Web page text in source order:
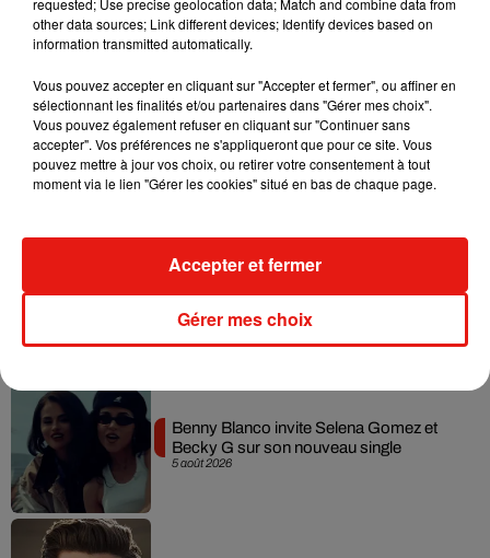
7 août 2026
Sensation » avec Kylie Minogue
7 août 2026
Tayc et Didi B dévoilent le single le plus
dansant de l’année
7 août 2026
collaboration tant attendue
5 août 2026
Benny Blanco invite Selena Gomez et
Becky G sur son nouveau single
requested; Use precise geolocation data; Match and combine data from
other data sources; Link different devices; Identify devices based on
information transmitted automatically.
Vous pouvez accepter en cliquant sur "Accepter et fermer", ou affiner en
sélectionnant les finalités et/ou partenaires dans "Gérer mes choix".
Vous pouvez également refuser en cliquant sur "Continuer sans
accepter". Vos préférences ne s'appliqueront que pour ce site. Vous
pouvez mettre à jour vos choix, ou retirer votre consentement à tout
moment via le lien "Gérer les cookies" situé en bas de chaque page.
Gérer mes choix
Accepter et fermer